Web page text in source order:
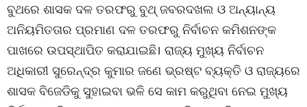
ବୁଥରେ ଶାସକ ଦଳ ତରଫରୁ ବୁଥ୍ ଜବରଦଖଲ ଓ ଅନ୍ୟାନ୍ୟ
ଅନିୟମିତତାର ପ୍ରମାଣ ଦଳ ତରଫରୁ ନିର୍ବାଚନ କମିଶନଙ୍କ
ପାଖରେ ଉପସ୍ଥାପିତ କରାଯାଇଛି। ରାଜ୍ୟ ମୁଖ୍ୟ ନିର୍ବାଚନ
ଅଧିକାରୀ ସୁରେନ୍ଦ୍ର କୁମାର ଜଣେ ଭ୍ରଷ୍ଟ ବ୍ୟକ୍ତି ଓ ରାଜ୍ୟରେ
ଶାସକ ବିଜେଡିକୁ ସୁହାଇବା ଭଳି ସେ କାମ କରୁଥିବା ନେଇ ମୁଖ୍ୟ